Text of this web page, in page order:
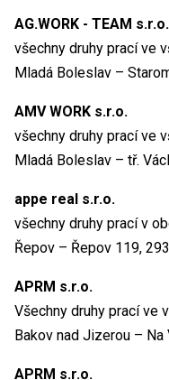
AG.WORK - TEAM s.r.o.
všechny druhy prací ve
Mladá Boleslav –
AMV WORK s.r.o.
všechny druhy prací ve
Mladá Boleslav – tř.
appe real s.r.o.
všechny druhy prací v
Řepov – Řepov 119,
APRM s.r.o.
Všechny druhy prací ve
Bakov nad Jizerou –
APRM s.r.o.